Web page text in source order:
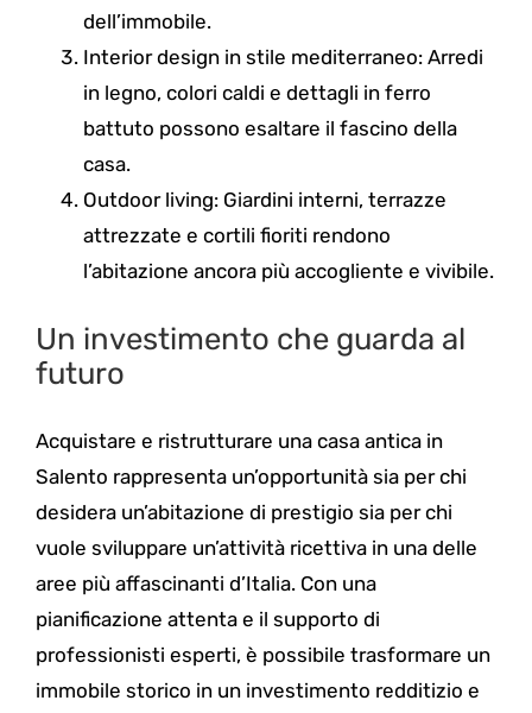
dell’immobile.
Interior design in stile mediterraneo: Arredi
in legno, colori caldi e dettagli in ferro
battuto possono esaltare il fascino della
casa.
Outdoor living: Giardini interni, terrazze
attrezzate e cortili fioriti rendono
l’abitazione ancora più accogliente e vivibile.
Un investimento che guarda al
futuro
Acquistare e ristrutturare una casa antica in
Salento rappresenta un’opportunità sia per chi
desidera un’abitazione di prestigio sia per chi
vuole sviluppare un’attività ricettiva in una delle
aree più affascinanti d’Italia. Con una
pianificazione attenta e il supporto di
professionisti esperti, è possibile trasformare un
immobile storico in un investimento redditizio e